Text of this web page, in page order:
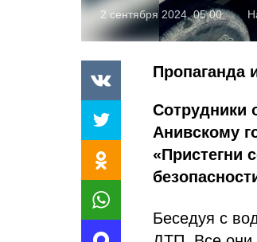
2 сентября 2024, 05:00
Пропаганда
Сотрудники
Анивскому
«Пристегни
Беседуя с